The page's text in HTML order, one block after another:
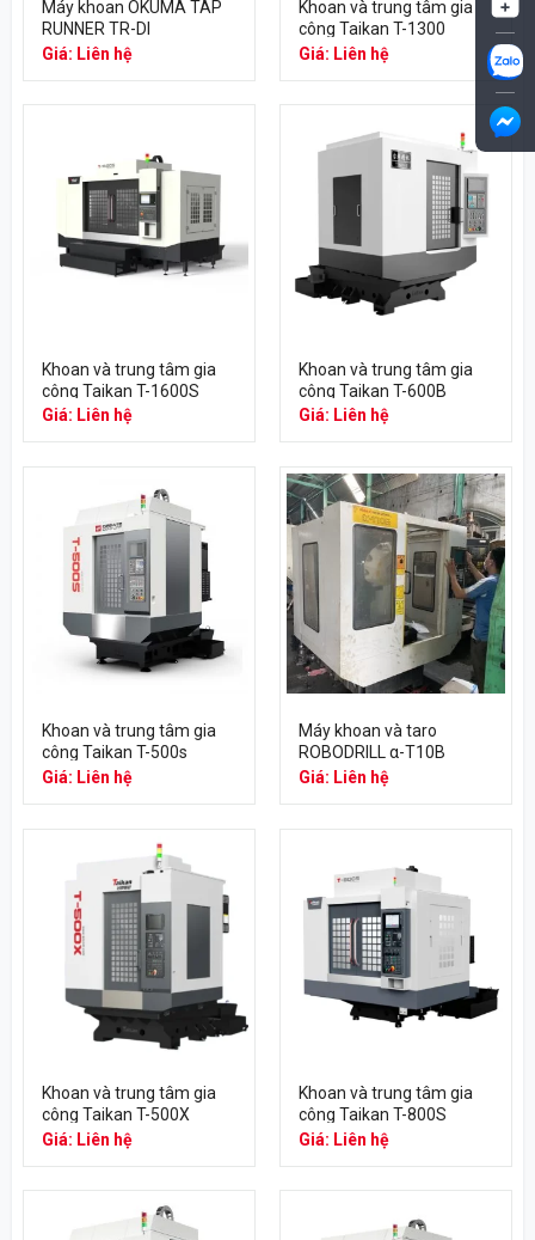
Máy khoan OKUMA TAP
RUNNER TR-DI
Giá: Liên hệ
Khoan và trung tâm gia
công Taikan T-1300
Giá: Liên hệ
Khoan và trung tâm gia
công Taikan T-1600S
Giá: Liên hệ
Khoan và trung tâm gia
công Taikan T-600B
Giá: Liên hệ
Khoan và trung tâm gia
công Taikan T-500s
Giá: Liên hệ
Máy khoan và taro
ROBODRILL α-T10B
Giá: Liên hệ
Khoan và trung tâm gia
công Taikan T-500X
Giá: Liên hệ
Khoan và trung tâm gia
công Taikan T-800S
Giá: Liên hệ